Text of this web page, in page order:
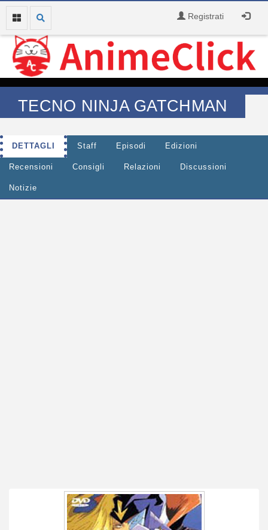
Registrati
TECNO NINJA GATCHMAN
DETTAGLI Staff Episodi Edizioni
Recensioni Consigli Relazioni Discussioni
Notizie